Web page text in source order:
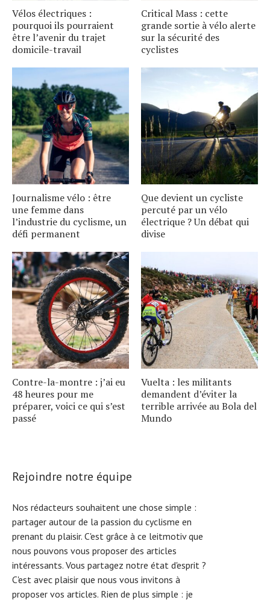
Vélos électriques :
pourquoi ils pourraient
être l’avenir du trajet
domicile-travail
Critical Mass : cette
grande sortie à vélo alerte
sur la sécurité des
cyclistes
Journalisme vélo : être
une femme dans
l’industrie du cyclisme, un
défi permanent
Que devient un cycliste
percuté par un vélo
électrique ? Un débat qui
divise
Contre-la-montre : j’ai eu
48 heures pour me
préparer, voici ce qui s’est
passé
Vuelta : les militants
demandent d’éviter la
terrible arrivée au Bola del
Mundo
Rejoindre notre équipe
Nos rédacteurs souhaitent une chose simple :
partager autour de la passion du cyclisme en
prenant du plaisir. C'est grâce à ce leitmotiv que
nous pouvons vous proposer des articles
intéressants. Vous partagez notre état d'esprit ?
C'est avec plaisir que nous vous invitons à
proposer vos articles. Rien de plus simple : je